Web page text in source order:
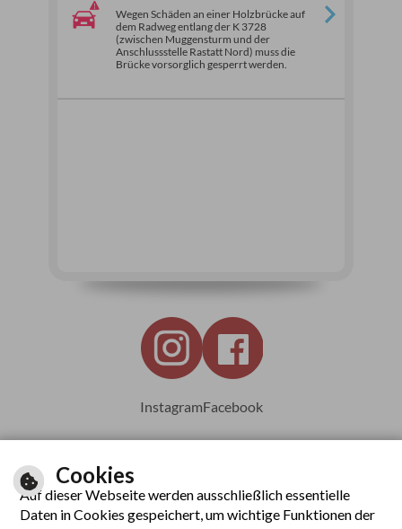
Wegen Schäden an einer Holzbrücke auf
dem Radweg entlang der K 3728
(zwischen Muggensturm und der
Anschlussstelle Rastatt Nord) muss die
Brücke vorsorglich gesperrt werden.
InstagramFacebook
Leichte Sprache
Cookies
Auf dieser Webseite werden ausschließlich essentielle
Daten in Cookies gespeichert, um wichtige Funktionen der